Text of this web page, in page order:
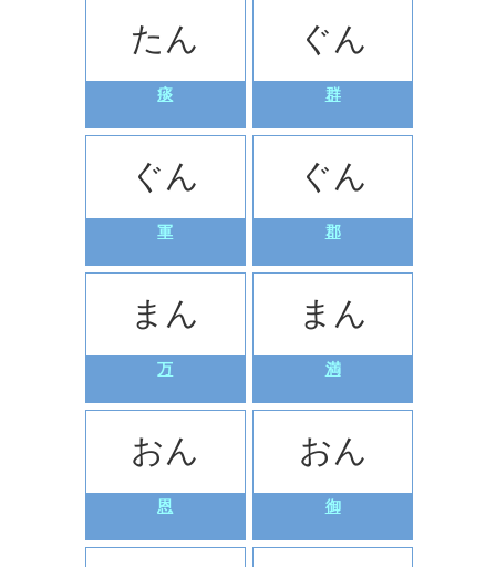
たん
痰
ぐん
群
ぐん
軍
ぐん
郡
まん
万
まん
満
おん
恩
おん
御